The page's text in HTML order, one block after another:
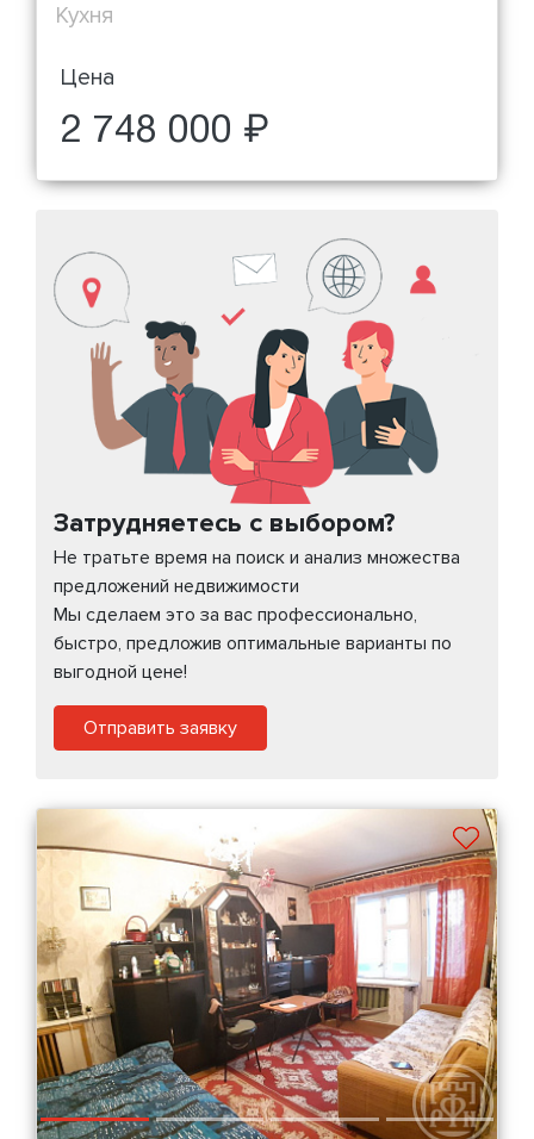
Кухня
Цена
2 748 000 ₽
Затрудняетесь с выбором?
Не тратьте время на поиск и анализ множества
предложений недвижимости
Мы сделаем это за вас профессионально,
быстро, предложив оптимальные варианты по
выгодной цене!
Отправить заявку